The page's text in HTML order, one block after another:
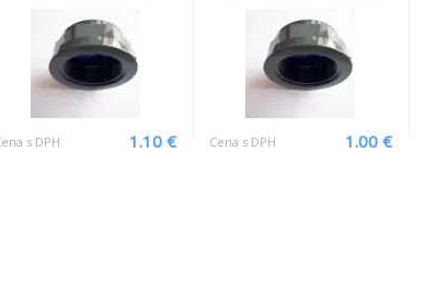
s DPH 1.10 € Cena s DPH 1.00 €